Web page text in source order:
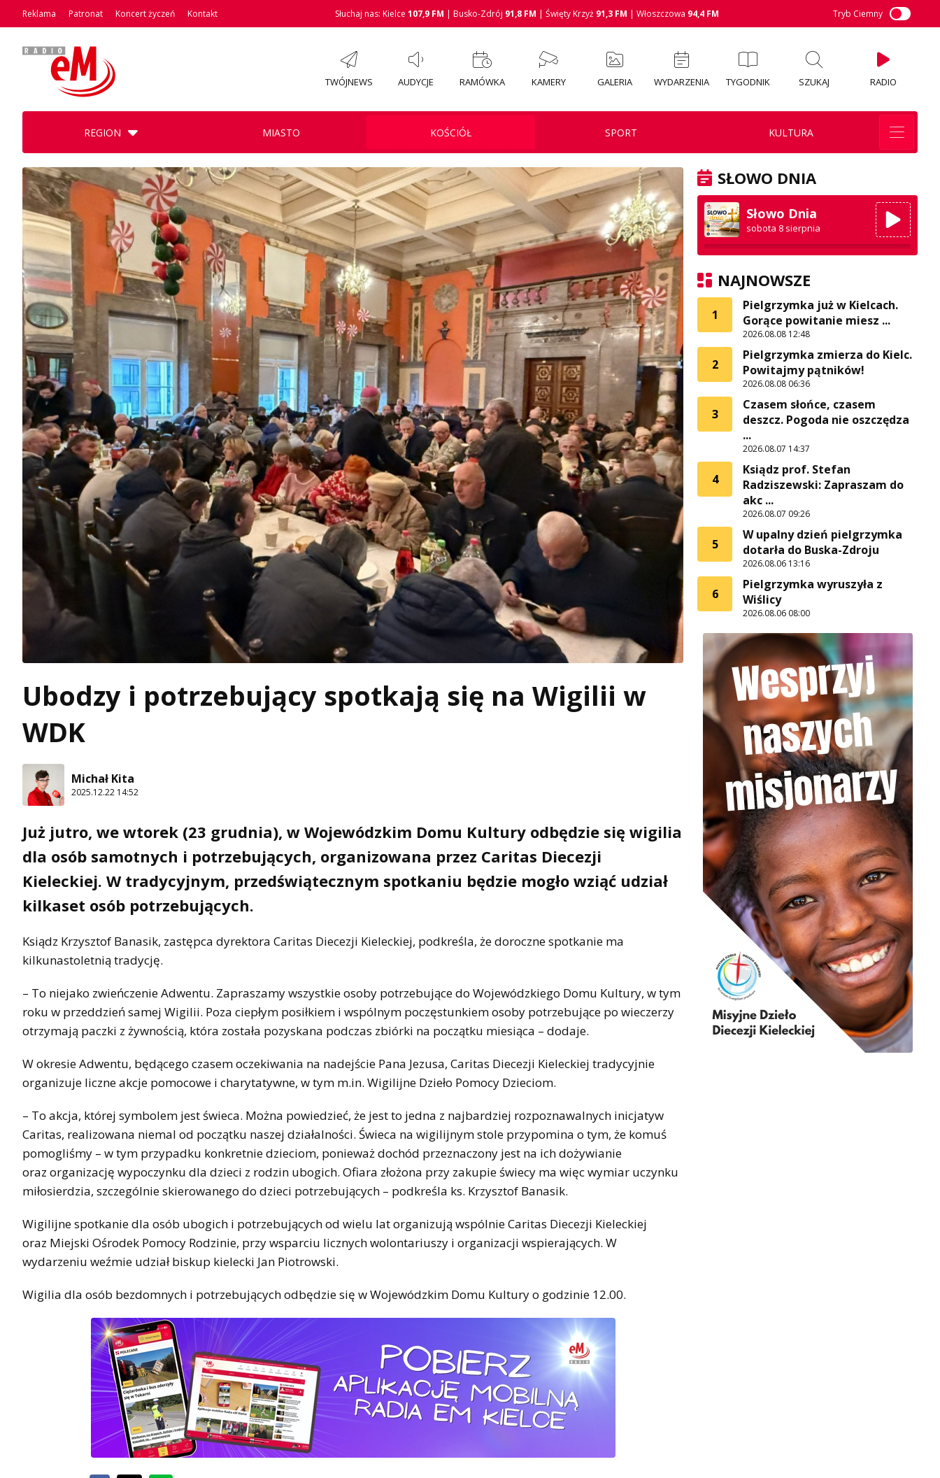
Reklama Patronat Koncert życzeń Kontakt Słuchaj nas: Kielce 107,9 FM | Busko-Zdrój 91,8 FM | Święty Krzyż 91,3 FM | Włoszczowa 94,4 FM Tryb Ciemny
TWÓJNEWS AUDYCJE RAMÓWKA KAMERY GALERIA WYDARZENIA TYGODNIK SZUKAJ RADIO
REGION MIASTO KOŚCIÓŁ SPORT KULTURA
Ubodzy i potrzebujący spotkają się na Wigilii w
WDK
Michał Kita
2025.12.22 14:52
Już jutro, we wtorek (23 grudnia), w Wojewódzkim Domu Kultury odbędzie się wigilia
dla osób samotnych i potrzebujących, organizowana przez Caritas Diecezji
Kieleckiej. W tradycyjnym, przedświątecznym spotkaniu będzie mogło wziąć udział
kilkaset osób potrzebujących.
Ksiądz Krzysztof Banasik, zastępca dyrektora Caritas Diecezji Kieleckiej, podkreśla, że doroczne spotkanie ma
kilkunastoletnią tradycję.
– To niejako zwieńczenie Adwentu. Zapraszamy wszystkie osoby potrzebujące do Wojewódzkiego Domu Kultury, w tym
roku w przeddzień samej Wigilii. Poza ciepłym posiłkiem i wspólnym poczęstunkiem osoby potrzebujące po wieczerzy
otrzymają paczki z żywnością, która została pozyskana podczas zbiórki na początku miesiąca – dodaje.
W okresie Adwentu, będącego czasem oczekiwania na nadejście Pana Jezusa, Caritas Diecezji Kieleckiej tradycyjnie
organizuje liczne akcje pomocowe i charytatywne, w tym m.in. Wigilijne Dzieło Pomocy Dzieciom.
– To akcja, której symbolem jest świeca. Można powiedzieć, że jest to jedna z najbardziej rozpoznawalnych inicjatyw
Caritas, realizowana niemal od początku naszej działalności. Świeca na wigilijnym stole przypomina o tym, że komuś
pomogliśmy – w tym przypadku konkretnie dzieciom, ponieważ dochód przeznaczony jest na ich dożywianie
oraz organizację wypoczynku dla dzieci z rodzin ubogich. Ofiara złożona przy zakupie świecy ma więc wymiar uczynku
miłosierdzia, szczególnie skierowanego do dzieci potrzebujących – podkreśla ks. Krzysztof Banasik.
Wigilijne spotkanie dla osób ubogich i potrzebujących od wielu lat organizują wspólnie Caritas Diecezji Kieleckiej
oraz Miejski Ośrodek Pomocy Rodzinie, przy wsparciu licznych wolontariuszy i organizacji wspierających. W
wydarzeniu weźmie udział biskup kielecki Jan Piotrowski.
Wigilia dla osób bezdomnych i potrzebujących odbędzie się w Wojewódzkim Domu Kultury o godzinie 12.00.
SŁOWO DNIA
Słowo Dnia
sobota 8 sierpnia
NAJNOWSZE
1
Pielgrzymka już w Kielcach.
Gorące powitanie miesz ...
2026.08.08 12:48
2
Pielgrzymka zmierza do Kielc.
Powitajmy pątników!
2026.08.08 06:36
3
Czasem słońce, czasem
deszcz. Pogoda nie oszczędza
...
2026.08.07 14:37
4
Ksiądz prof. Stefan
Radziszewski: Zapraszam do
akc ...
2026.08.07 09:26
5
W upalny dzień pielgrzymka
dotarła do Buska-Zdroju
2026.08.06 13:16
6
Pielgrzymka wyruszyła z
Wiślicy
2026.08.06 08:00